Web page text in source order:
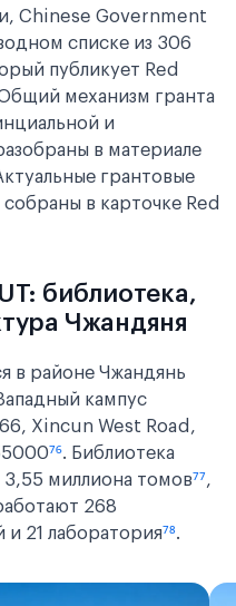
Chinese Government
списке из 306
публикует Red
механизм гранта
и
в материале
грантовые
в карточке Red
библиотека,
Чжандяня
в районе Чжандянь
кампус
Xincun West Road,
⁷⁶. Библиотека
3,55 миллиона томов⁷⁷,
268
21 лаборатория⁷⁸.